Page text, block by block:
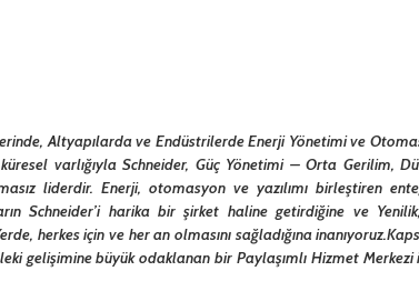
Altyapılarda ve Endüstrilerde Enerji Yönetimi ve
varlığıyla Schneider, Güç Yönetimi – Orta Gerilim,
liderdir. Enerji, otomasyon ve yazılımı birleştiren
Schneider’i harika bir şirket haline getirdiğine ve
herkes için ve her an olmasını sağladığına
gelişimine büyük odaklanan bir Paylaşımlı Hizmet Merkezi